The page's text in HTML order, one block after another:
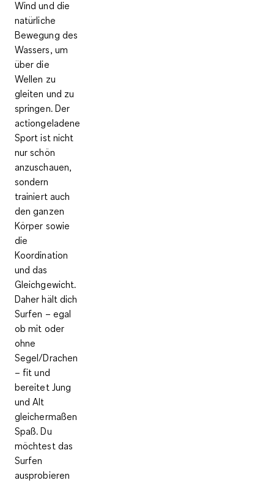
Wind und die
natürliche
Bewegung des
Wassers, um
über die
Wellen zu
gleiten und zu
springen. Der
actiongeladene
Sport ist nicht
nur schön
anzuschauen,
sondern
trainiert auch
den ganzen
Körper sowie
die
Koordination
und das
Gleichgewicht.
Daher hält dich
Surfen – egal
ob mit oder
ohne
Segel/Drachen
– fit und
bereitet Jung
und Alt
gleichermaßen
Spaß. Du
möchtest das
Surfen
ausprobieren